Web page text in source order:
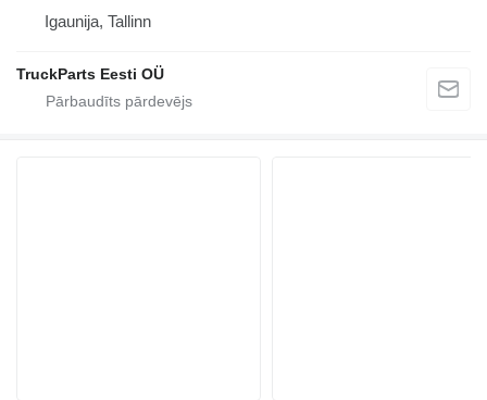
Igaunija, Tallinn
TruckParts Eesti OÜ